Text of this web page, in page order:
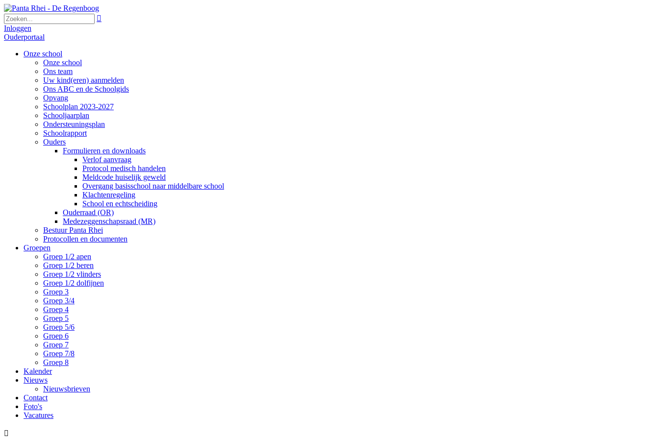

Inloggen
Ouderportaal
Onze school
Onze school
Ons team
Uw kind(eren) aanmelden
Ons ABC en de Schoolgids
Opvang
Schoolplan 2023-2027
Schooljaarplan
Ondersteuningsplan
Schoolrapport
Ouders
Formulieren en downloads
Verlof aanvraag
Protocol medisch handelen
Meldcode huiselijk geweld
Overgang basisschool naar middelbare school
Klachtenregeling
School en echtscheiding
Ouderraad (OR)
Medezeggenschapsraad (MR)
Bestuur Panta Rhei
Protocollen en documenten
Groepen
Groep 1/2 apen
Groep 1/2 beren
Groep 1/2 vlinders
Groep 1/2 dolfijnen
Groep 3
Groep 3/4
Groep 4
Groep 5
Groep 5/6
Groep 6
Groep 7
Groep 7/8
Groep 8
Kalender
Nieuws
Nieuwsbrieven
Contact
Foto's
Vacatures
